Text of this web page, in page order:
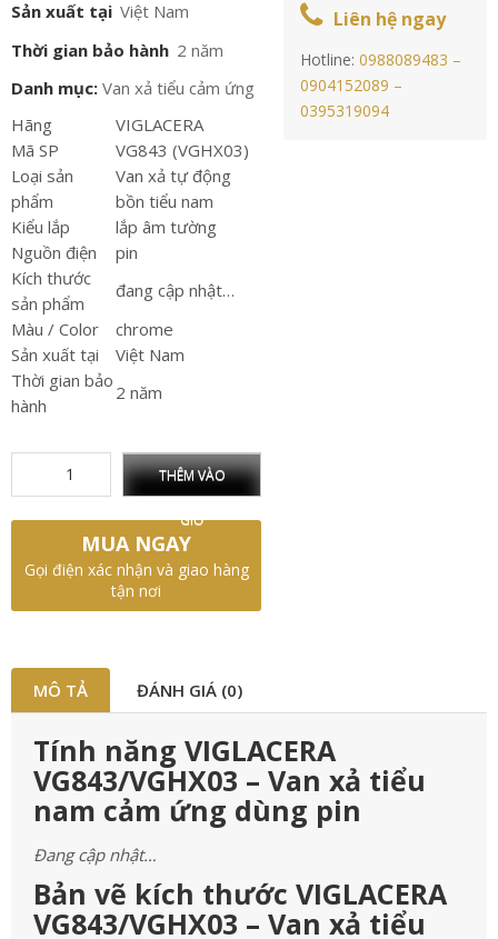
Sản xuất tại Việt Nam
Thời gian bảo hành 2 năm
Danh mục: Van xả tiểu cảm ứng
Hãng
VIGLACERA
Mã SP
VG843 (VGHX03)
Loại sản
phẩm
Van xả tự động
bồn tiểu nam
Kiểu lắp
lắp âm tường
Nguồn điện
pin
Kích thước
sản phẩm
đang cập nhật…
Màu / Color
chrome
Sản xuất tại
Việt Nam
Thời gian bảo
hành
2 năm
THÊM VÀO
GIỎ
MUA NGAY
Gọi điện xác nhận và giao hàng
tận nơi
Liên hệ ngay
Hotline:0988089483 –
0904152089 –
0395319094
MÔ TẢ ĐÁNH GIÁ (0)
Tính năng VIGLACERA
VG843/VGHX03 – Van xả tiểu
nam cảm ứng dùng pin
Đang cập nhật…
Bản vẽ kích thước VIGLACERA
VG843/VGHX03 – Van xả tiểu